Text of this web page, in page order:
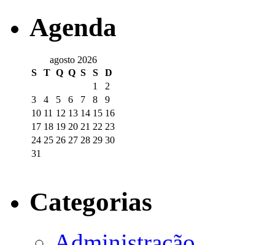
Agenda
agosto 2026
S
T Q Q S S
D
1
2
3
4 5 6 7 8
9
10 11 12 13 14 15 16
17 18 19 20 21 22 23
24 25 26 27 28 29 30
31
Categorias